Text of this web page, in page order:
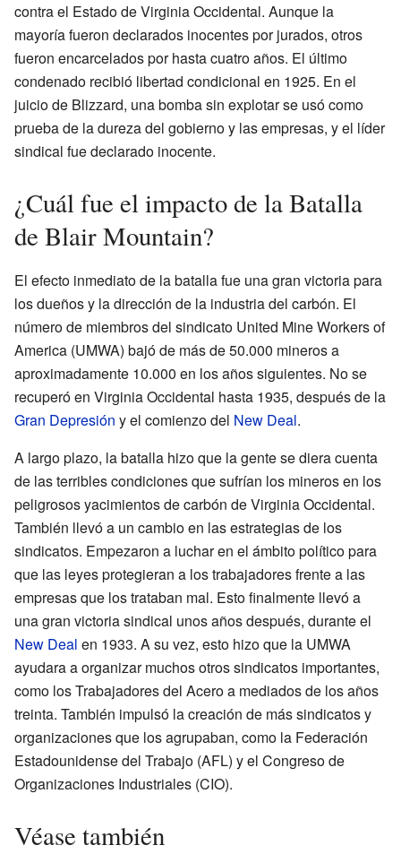
contra el Estado de Virginia Occidental. Aunque la
mayoría fueron declarados inocentes por jurados, otros
fueron encarcelados por hasta cuatro años. El último
condenado recibió libertad condicional en 1925. En el
juicio de Blizzard, una bomba sin explotar se usó como
prueba de la dureza del gobierno y las empresas, y el líder
sindical fue declarado inocente.
¿Cuál fue el impacto de la Batalla
de Blair Mountain?
El efecto inmediato de la batalla fue una gran victoria para
los dueños y la dirección de la industria del carbón. El
número de miembros del sindicato United Mine Workers of
America (UMWA) bajó de más de 50.000 mineros a
aproximadamente 10.000 en los años siguientes. No se
recuperó en Virginia Occidental hasta 1935, después de la
Gran Depresión y el comienzo del New Deal.
A largo plazo, la batalla hizo que la gente se diera cuenta
de las terribles condiciones que sufrían los mineros en los
peligrosos yacimientos de carbón de Virginia Occidental.
También llevó a un cambio en las estrategias de los
sindicatos. Empezaron a luchar en el ámbito político para
que las leyes protegieran a los trabajadores frente a las
empresas que los trataban mal. Esto finalmente llevó a
una gran victoria sindical unos años después, durante el
New Deal en 1933. A su vez, esto hizo que la UMWA
ayudara a organizar muchos otros sindicatos importantes,
como los Trabajadores del Acero a mediados de los años
treinta. También impulsó la creación de más sindicatos y
organizaciones que los agrupaban, como la Federación
Estadounidense del Trabajo (AFL) y el Congreso de
Organizaciones Industriales (CIO).
Véase también